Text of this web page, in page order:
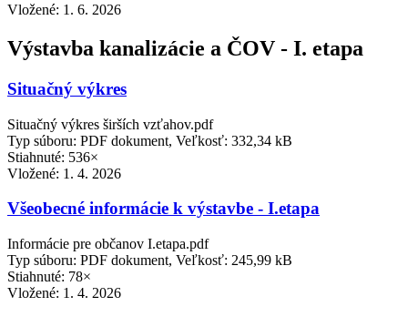
Vložené: 1. 6. 2026
Výstavba kanalizácie a ČOV - I. etapa
Situačný výkres
Situačný výkres širších vzťahov.pdf
Typ súboru: PDF dokument, Veľkosť: 332,34 kB
Stiahnuté: 536×
Vložené: 1. 4. 2026
Všeobecné informácie k výstavbe - I.etapa
Informácie pre občanov I.etapa.pdf
Typ súboru: PDF dokument, Veľkosť: 245,99 kB
Stiahnuté: 78×
Vložené: 1. 4. 2026